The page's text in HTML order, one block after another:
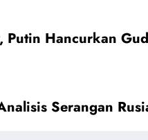
Putin Hancurkan
Serangan